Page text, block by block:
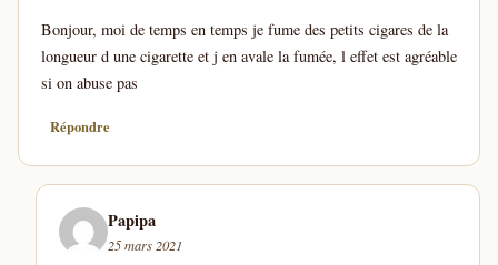
Bonjour, moi de temps en temps je fume des petits cigares de la
longueur d une cigarette et j en avale la fumée, l effet est agréable
si on abuse pas
Répondre
Papipa
25 mars 2021